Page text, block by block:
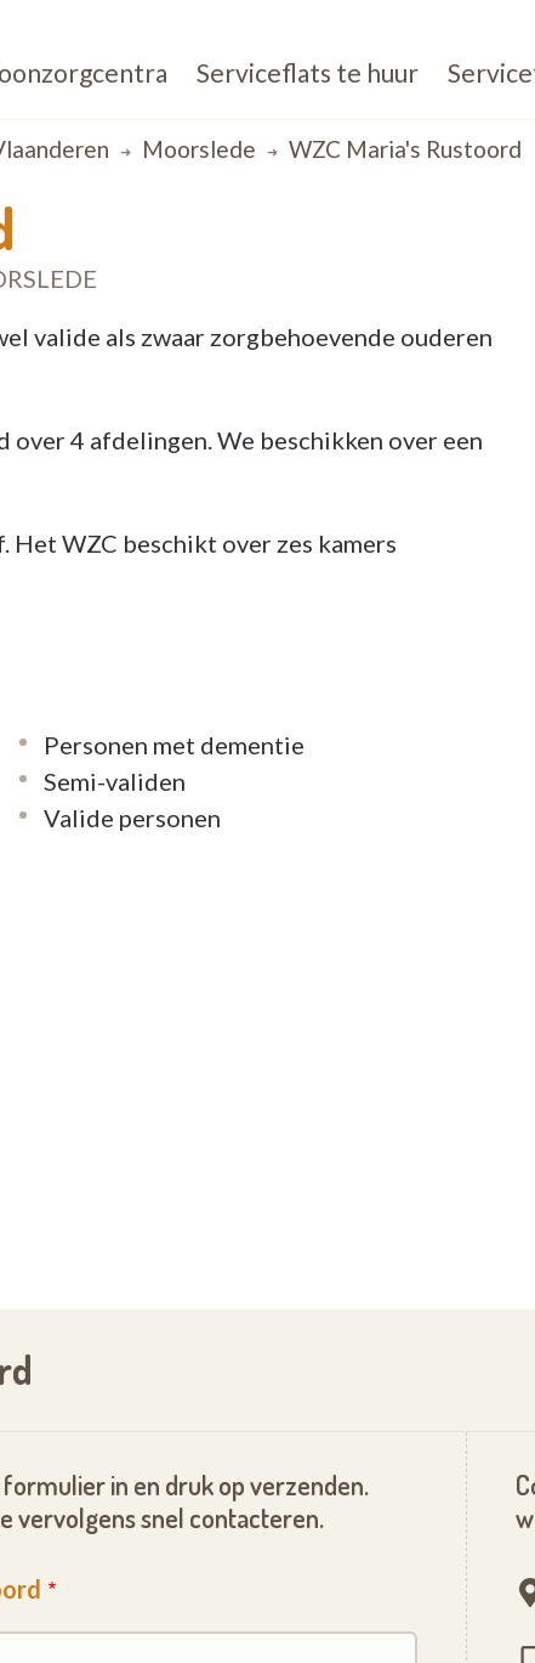
Serviceflats te huur
Moorslede WZC Maria's Rustoord
valide als zwaar zorgbehoevende ouderen
4 afdelingen. We beschikken over een
WZC beschikt over zes kamers
Personen met dementie
Semi-validen
Valide personen
in en druk op verzenden.
vervolgens snel contacteren.